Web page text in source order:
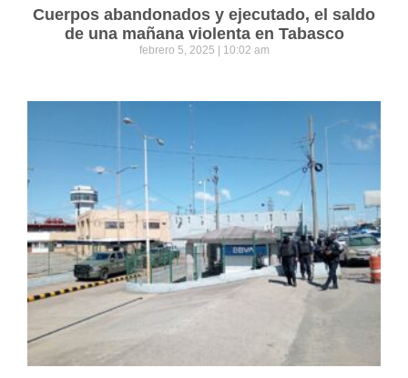
Cuerpos abandonados y ejecutado, el saldo
de una mañana violenta en Tabasco
febrero 5, 2025 10:02 am